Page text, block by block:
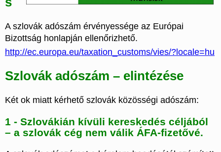
A szlovák adószám érvényessége az Európai
Bizottság honlapján ellenőrizhető.
http://ec.europa.eu/taxation_customs/vies/?locale=hu
Szlovák adószám – elintézése
Két ok miatt kérhető szlovák közösségi adószám:
1 - Szlovákián kívüli kereskedés céljából
– a szlovák cég nem válik ÁFA-fizetővé.